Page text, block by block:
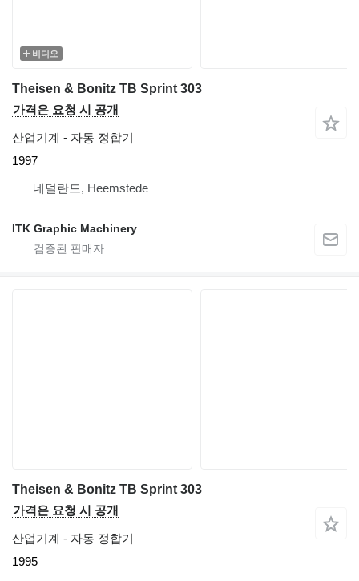
비디오
Theisen & Bonitz TB Sprint 303
가격은 요청 시 공개
산업기계 - 자동 정합기
1997
네덜란드, Heemstede
ITK Graphic Machinery
Theisen & Bonitz TB Sprint 303
가격은 요청 시 공개
산업기계 - 자동 정합기
1995